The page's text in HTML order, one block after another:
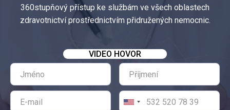
360stupňový přístup ke službám ve všech oblastech
zdravotnictví prostřednictvím přidružených nemocnic.
VIDEO HOVOR